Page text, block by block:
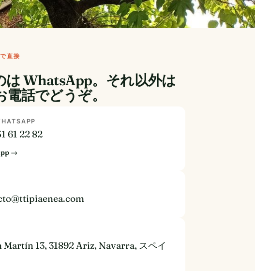
直接
は WhatsApp。それ以外は
話でどうぞ。
61 22 82
→
Martín 13, 31892 Ariz, Navarra, スペイ